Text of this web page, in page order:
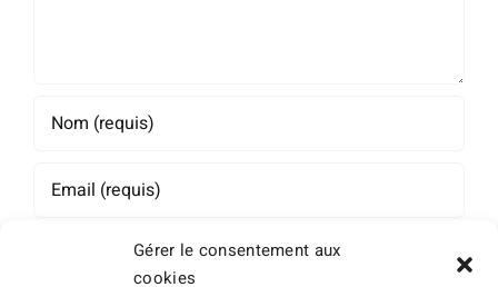
Gérer le consentement aux
cookies